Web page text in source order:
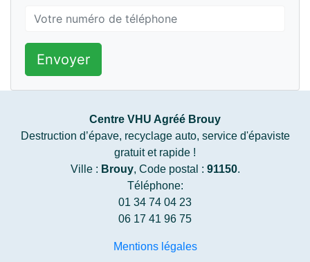
Envoyer
Centre VHU Agréé Brouy
Destruction d’épave, recyclage auto, service d'épaviste
gratuit et rapide !
Ville : Brouy, Code postal : 91150.
Téléphone:
01 34 74 04 23
06 17 41 96 75
Mentions légales